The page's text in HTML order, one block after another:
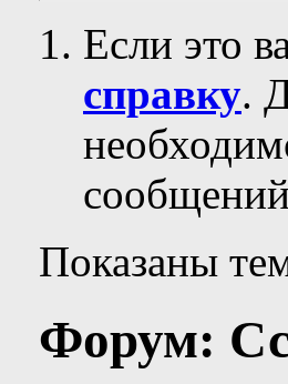
Если это
справку.
Показаны
Форум: